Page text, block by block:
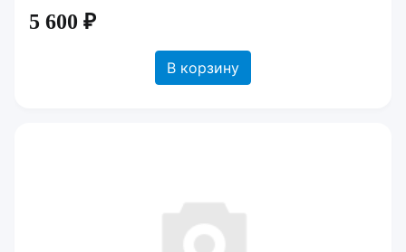
5 600 ₽
В корзину